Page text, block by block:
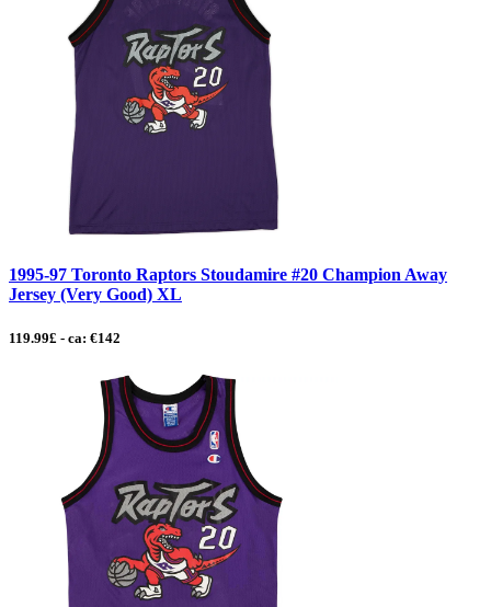
1995-97 Toronto Raptors Stoudamire #20 Champion Away
Jersey (Very Good) XL
119.99£ - ca: €142